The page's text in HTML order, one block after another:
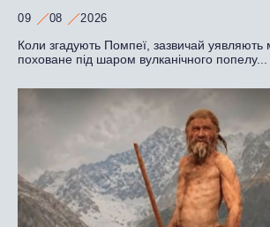
09 08 2026
Коли згадують Помпеї, зазвичай уявляють
поховане під шаром вулканічного попелу...